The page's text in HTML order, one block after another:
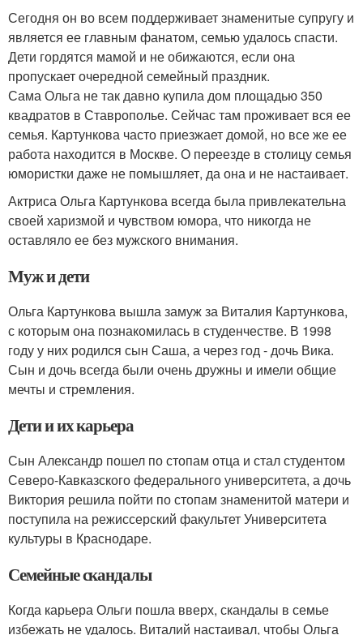
Сегодня он во всем поддерживает знаменитые супругу и
является ее главным фанатом, семью удалось спасти.
Дети гордятся мамой и не обижаются, если она
пропускает очередной семейный праздник.
Сама Ольга не так давно купила дом площадью 350
квадратов в Ставрополье. Сейчас там проживает вся ее
семья. Картункова часто приезжает домой, но все же ее
работа находится в Москве. О переезде в столицу семья
юмористки даже не помышляет, да она и не настаивает.
Актриса Ольга Картункова всегда была привлекательна
своей харизмой и чувством юмора, что никогда не
оставляло ее без мужского внимания.
Муж и дети
Ольга Картункова вышла замуж за Виталия Картункова,
с которым она познакомилась в студенчестве. В 1998
году у них родился сын Саша, а через год - дочь Вика.
Сын и дочь всегда были очень дружны и имели общие
мечты и стремления.
Дети и их карьера
Сын Александр пошел по стопам отца и стал студентом
Северо-Кавказского федерального университета, а дочь
Виктория решила пойти по стопам знаменитой матери и
поступила на режиссерский факультет Университета
культуры в Краснодаре.
Семейные скандалы
Когда карьера Ольги пошла вверх, скандалы в семье
избежать не удалось. Виталий настаивал, чтобы Ольга